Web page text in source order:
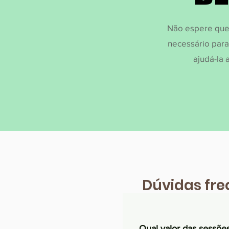
Não espere
necessário
ajudá-la
Dúvidas